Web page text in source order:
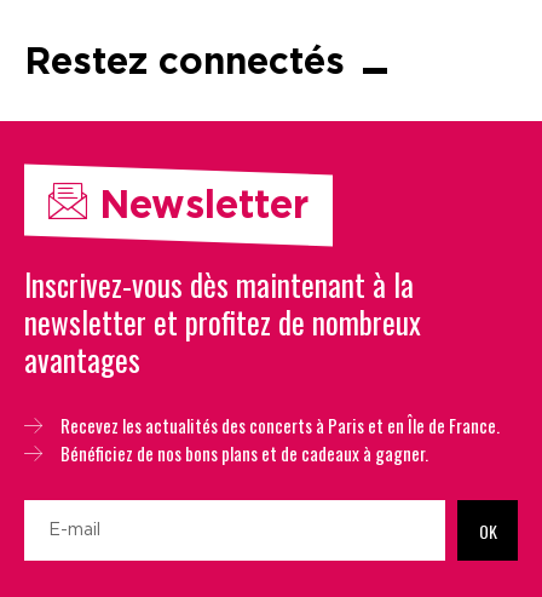
Restez connectés
Newsletter
Inscrivez-vous dès maintenant à la
newsletter et profitez de nombreux
avantages
Recevez les actualités des concerts à Paris et en Île de France.
Bénéficiez de nos bons plans et de cadeaux à gagner.
OK